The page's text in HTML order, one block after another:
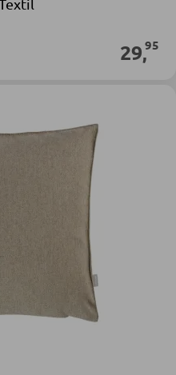
29,95